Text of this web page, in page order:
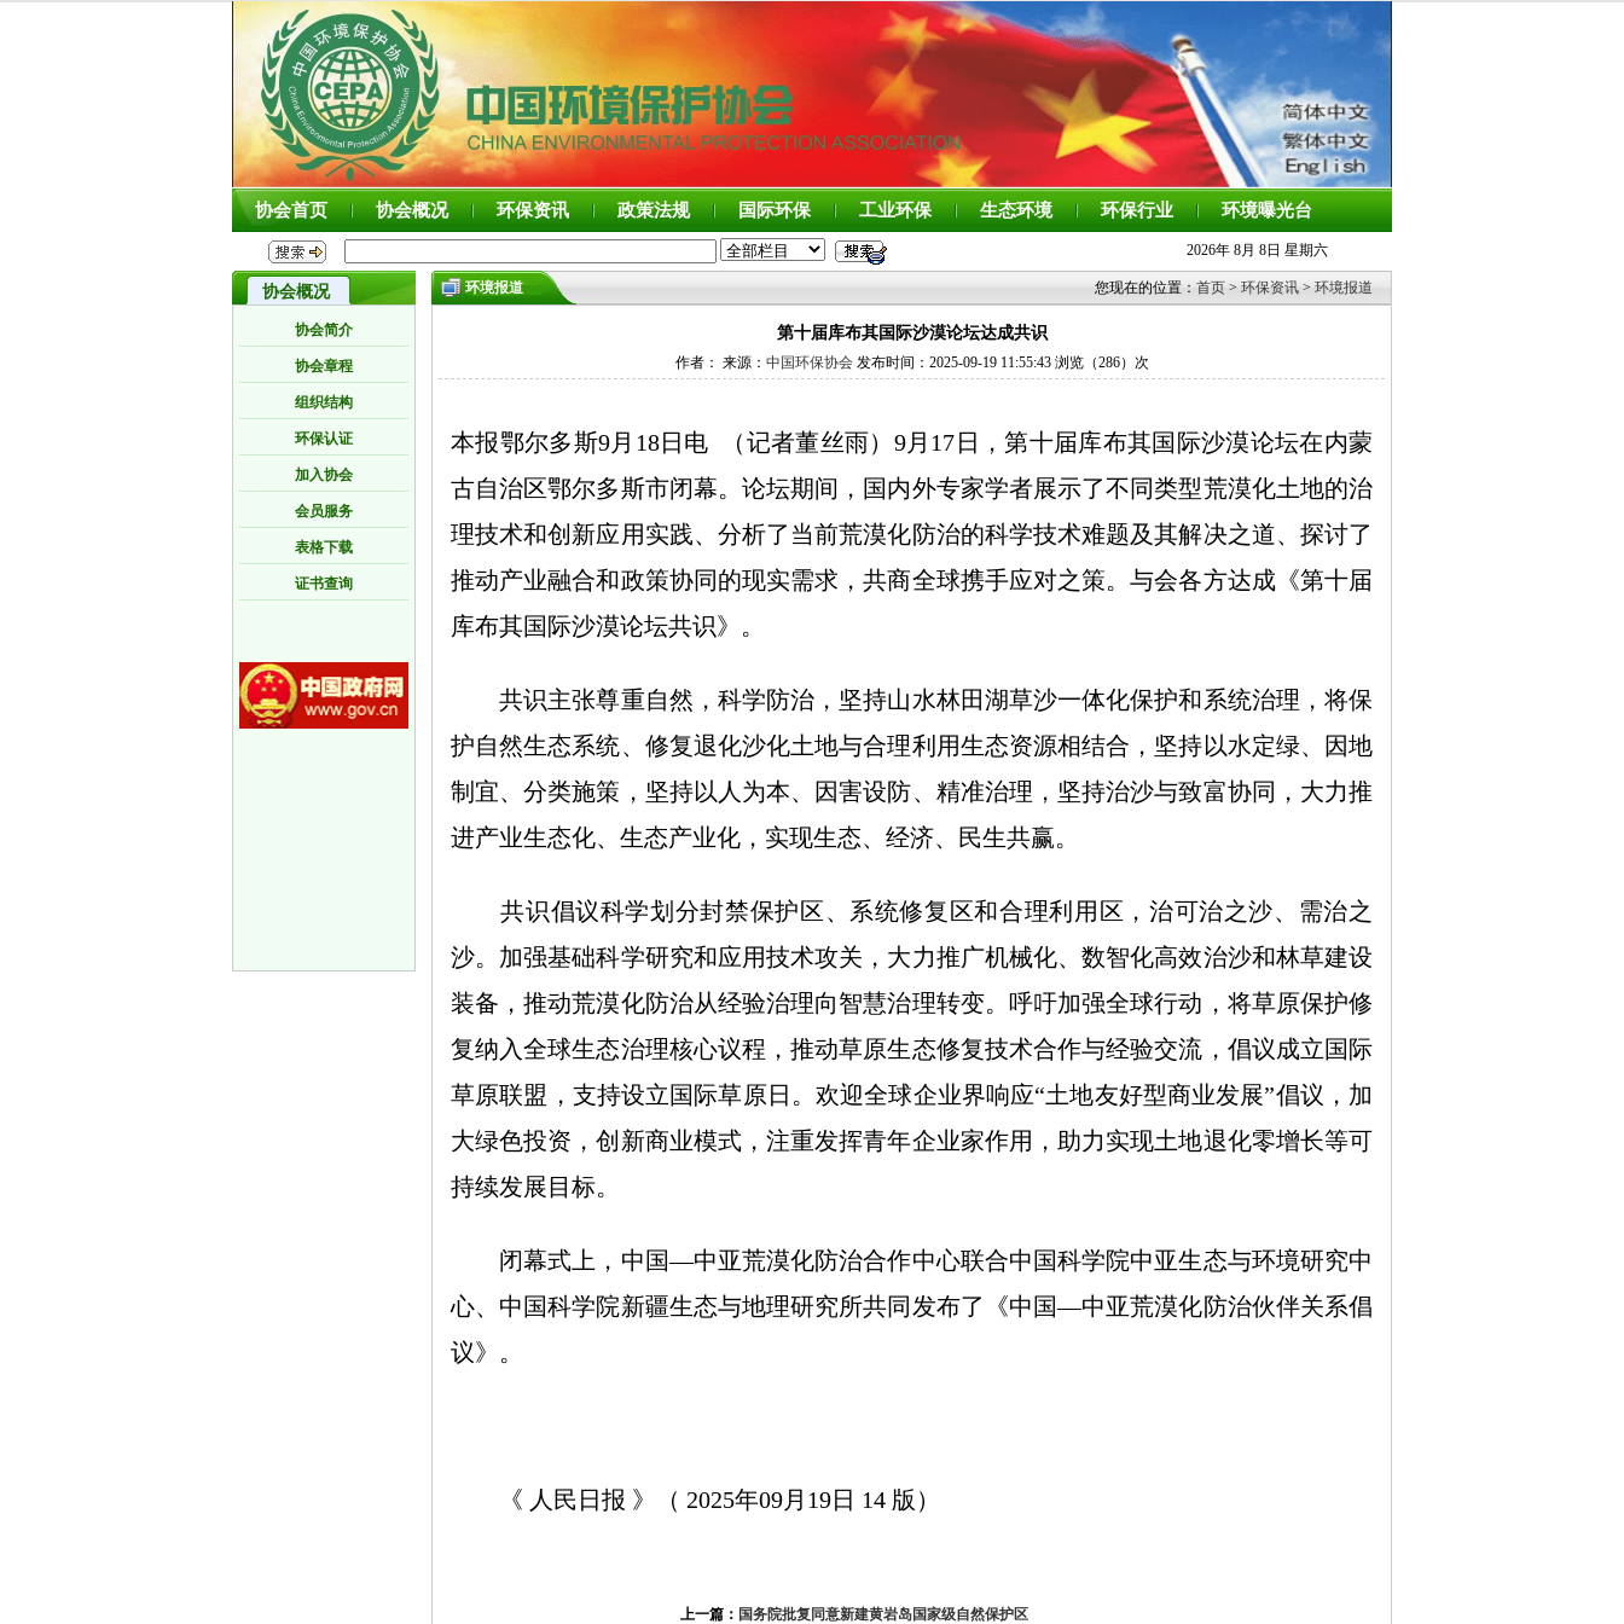
协会首页 协会概况 环保资讯 政策法规 国际环保 工业环保 生态环境 环保行业 环境曝光台
2026年 8月 8日 星期六
协会概况
协会简介
协会章程
组织结构
环保认证
加入协会
会员服务
表格下载
证书查询
环境报道 您现在的位置： 首页 > 环保资讯 > 环境报道
第十届库布其国际沙漠论坛达成共识
作者： 来源： 中国环保协会发布时间：2025-09-19 11:55:43 浏览（286）次
本报鄂尔多斯9月18日电 （记者董丝雨）9月17日，第十届库布其国际沙漠论坛在内蒙
古自治区鄂尔多斯市闭幕。论坛期间，国内外专家学者展示了不同类型荒漠化土地的治
理技术和创新应用实践、分析了当前荒漠化防治的科学技术难题及其解决之道、探讨了
推动产业融合和政策协同的现实需求，共商全球携手应对之策。与会各方达成《第十届
库布其国际沙漠论坛共识》。
共识主张尊重自然，科学防治，坚持山水林田湖草沙一体化保护和系统治理，将保
护自然生态系统、修复退化沙化土地与合理利用生态资源相结合，坚持以水定绿、因地
制宜、分类施策，坚持以人为本、因害设防、精准治理，坚持治沙与致富协同，大力推
进产业生态化、生态产业化，实现生态、经济、民生共赢。
共识倡议科学划分封禁保护区、系统修复区和合理利用区，治可治之沙、需治之
沙。加强基础科学研究和应用技术攻关，大力推广机械化、数智化高效治沙和林草建设
装备，推动荒漠化防治从经验治理向智慧治理转变。呼吁加强全球行动，将草原保护修
复纳入全球生态治理核心议程，推动草原生态修复技术合作与经验交流，倡议成立国际
草原联盟，支持设立国际草原日。欢迎全球企业界响应“土地友好型商业发展”倡议，加
大绿色投资，创新商业模式，注重发挥青年企业家作用，助力实现土地退化零增长等可
持续发展目标。
闭幕式上，中国—中亚荒漠化防治合作中心联合中国科学院中亚生态与环境研究中
心、中国科学院新疆生态与地理研究所共同发布了《中国—中亚荒漠化防治伙伴关系倡
议》。
《 人民日报 》（ 2025年09月19日 14 版）
上一篇： 国务院批复同意新建黄岩岛国家级自然保护区